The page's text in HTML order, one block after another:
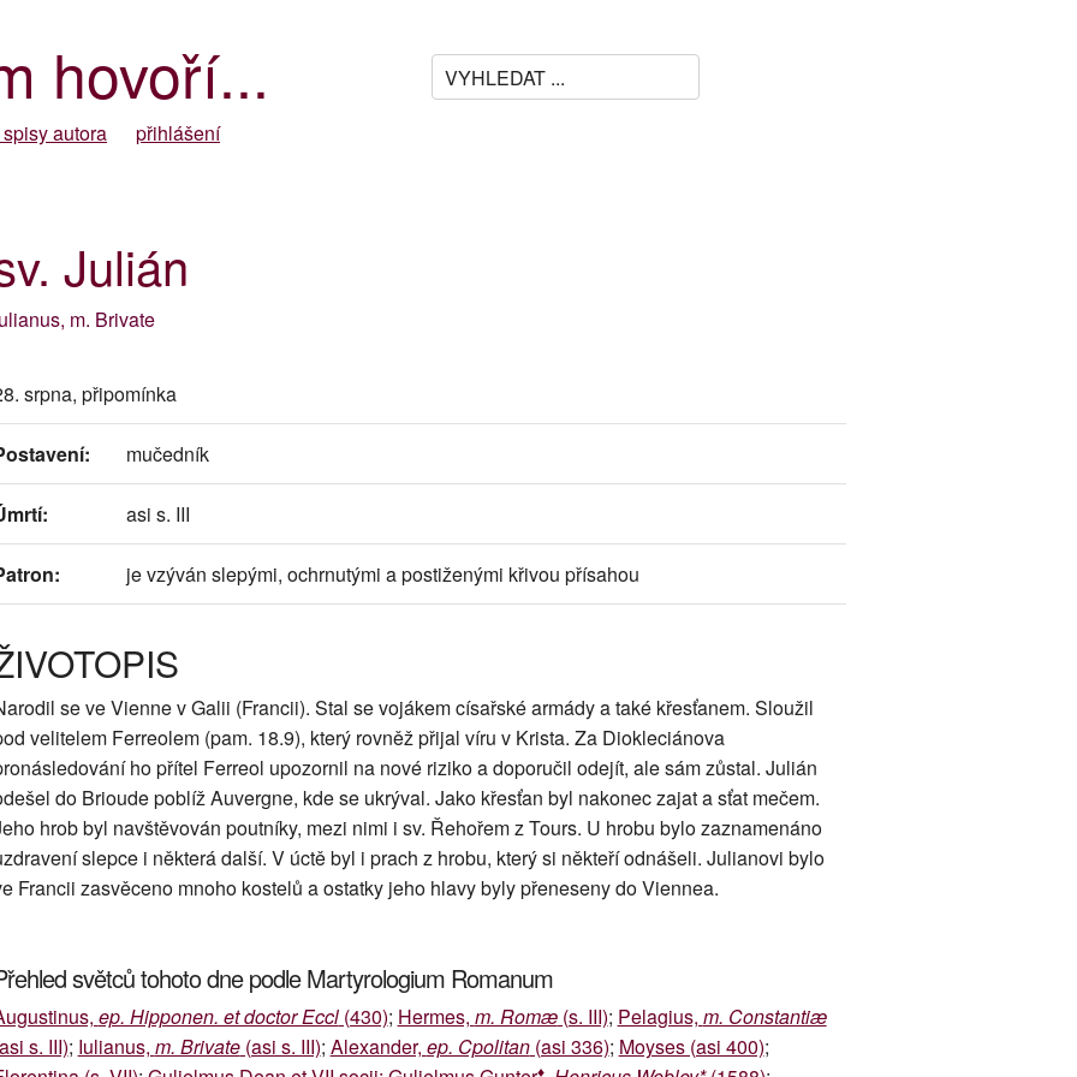
hovoří...
autora přihlášení
Julián
m. Brivate
srpna, připomínka
mučedník
asi s. III
je vzýván slepými, ochrnutými a postiženými křivou přísahou
se ve Vienne v Galii (Francii). Stal se vojákem císařské armády a také křesťanem. Sloužil
velitelem Ferreolem (pam. 18.9), který rovněž přijal víru v Krista. Za Diokleciánova
ho přítel Ferreol upozornil na nové riziko a doporučil odejít, ale sám zůstal. Julián
do Brioude poblíž Auvergne, kde se ukrýval. Jako křesťan byl nakonec zajat a sťat mečem.
hrob byl navštěvován poutníky, mezi nimi i sv. Řehořem z Tours. U hrobu bylo zaznamenáno
slepce i některá další. V úctě byl i prach z hrobu, který si někteří odnášeli. Julianovi bylo
Francii zasvěceno mnoho kostelů a ostatky jeho hlavy byly přeneseny do Viennea.
světců tohoto dne podle Martyrologium Romanum
ep. Hipponen. et doctor Eccl(430); Hermes, m. Romæ(s. III); Pelagius, m. Constantiæ
s. III); Iulianus, m. Brivate(asi s. III); Alexander, ep. Cpolitan(asi 336); Moyses (asi 400);
♦